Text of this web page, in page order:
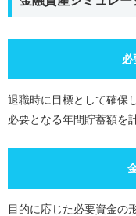
必
退職時に目標として確保
必要となる年間貯蓄額を
目的に応じた必要資金の